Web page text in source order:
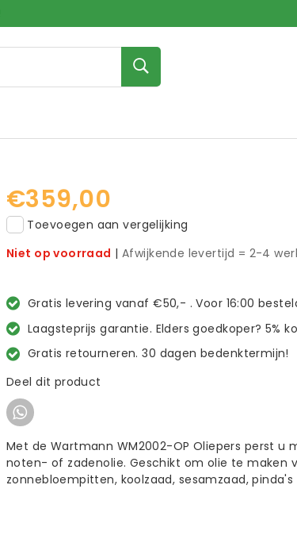
€359,00
Toevoegen aan vergelijking
Niet op voorraad | Afwijkende levertijd = 2-4
Gratis levering vanaf €50,- . Voor 16:00
Laagsteprijs garantie. Elders goedkoper? 5%
Gratis retourneren. 30 dagen bedenktermijn!
Deel dit product
Met de Wartmann WM2002-OP Oliepers perst u
noten- of zadenolie. Geschikt om olie te maken
zonnebloempitten, koolzaad, sesamzaad,